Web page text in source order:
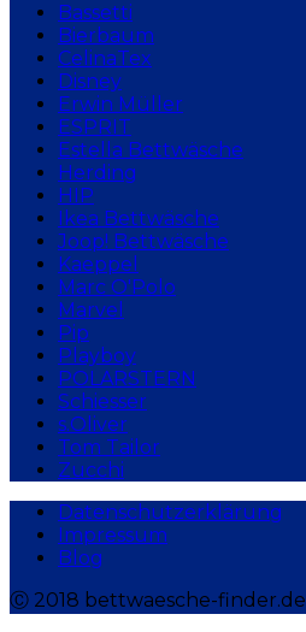
Bassetti
Bierbaum
CelinaTex
Disney
Erwin Müller
ESPRIT
Estella Bettwäsche
Herding
HIP
Ikea Bettwäsche
Joop! Bettwäsche
Kaeppel
Marc O'Polo
Marvel
Pip
Playboy
POLARSTERN
Schiesser
s.Oliver
Tom Tailor
Zucchi
Datenschutzerklärung
Impressum
Blog
Ⓒ 2018 bettwaesche-finder.de